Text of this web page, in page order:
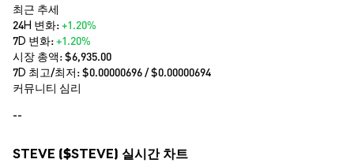
최근 추세
24H 변화:+1.20%
7D 변화:+1.20%
시장 총액:$6,935.00
7D 최고/최저: $0.00000696/ $0.00000694
커뮤니티 심리
--
STEVE ($STEVE) 실시간 차트